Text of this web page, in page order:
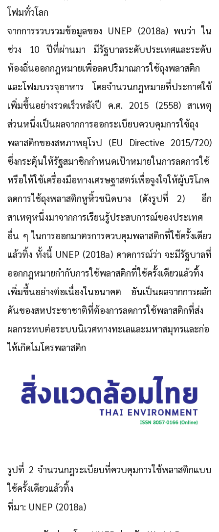
โฟมทั่วโลก
จากการรวบรวมข้อมูลของ UNEP (2018a) พบว่า ใน
ช่วง 10 ปีที่ผ่านมา มีรัฐบาลระดับประเทศและระดับ
ท้องถิ่นออกกฎหมายเพื่อลดปริมาณการใช้ถุงพลาสติก
และโฟมบรรจุอาหาร โดยจำนวนกฎหมายที่ประกาศใช้
เพิ่มขึ้นอย่างรวดเร็วหลังปี ค.ศ. 2015 (2558) สาเหตุ
ส่วนหนึ่งเป็นผลจากการออกระเบียบควบคุมการใช้ถุง
พลาสติกของสหภาพยุโรป (EU Directive 2015/720)
ซึ่งกระตุ้นให้รัฐสมาชิกกำหนดเป้าหมายในการลดการใช้
หรือให้ใช้เครื่องมือทางเศรษฐาสตร์เพื่อจูงใจให้ผู้บริโภค
ลดการใช้ถุงพลาสติกหูหิ้วชนิดบาง (ดังรูปที่ 2) อีก
สาเหตุหนึ่งมาจากการเรียนรู้ประสบการณ์ของประเทศ
อื่น ๆ ในการออกมาตรการควบคุมพลาสติกที่ใช้ครั้งเดียว
แล้วทิ้ง ทั้งนี้ UNEP (2018a) คาดการณ์ว่า จะมีรัฐบาลที่
ออกกฎหมายกำกับการใช้พลาสติกที่ใช้ครั้งเดียวแล้วทิ้ง
เพิ่มขึ้นอย่างต่อเนื่องในอนาคต อันเป็นผลจากการผลัก
ดันของสหประชาชาติที่ต้องการลดการใช้พลาสติกที่ส่ง
ผลกระทบต่อระบบนิเวศทางทะเลและมหาสมุทรและก่อ
ให้เกิดไมโครพลาสติก
รูปที่ 2 จำนวนกฎระเบียบที่ควบคุมการใช้พลาสติกแบบ
ใช้ครั้งเดียวแล้วทิ้ง
ที่มา: UNEP (2018a)